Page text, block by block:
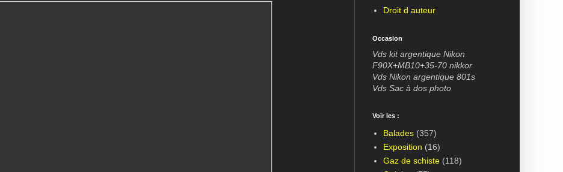
Droit d auteur
Occasion
Vds kit argentique Nikon
F90X+MB10+35-70 nikkor
Vds Nikon argentique 801s
Vds Sac à dos photo
Voir les :
Balades (357)
Exposition (16)
Gaz de schiste (118)